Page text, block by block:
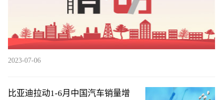
2023-07-06
比亚迪拉动1-6月中国汽车销量增